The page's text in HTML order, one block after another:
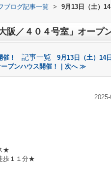
ブログ記事一覧 >
9月13日（土）
／４０４号室」オープ
！ 記事一覧
9月13日（土）14
プンハウス開催！｜次へ ≫
★
歩１１分★